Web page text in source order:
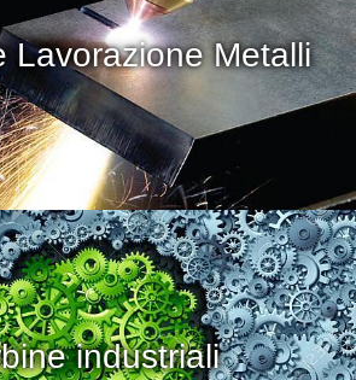
Lavorazione Metalli
industriali